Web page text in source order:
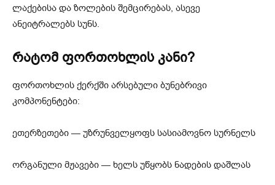
ლაქებისა და ზოლების შემცირებას, ასევე
ანეიტრალებს სუნს.
რატომ ფორთოხლის კანი?
ფორთოხლის ქერქში არსებული ბუნებრივი
კომპონენტები:
ეთერზეთები — უზრუნველყოფს სასიამოვნო სურნელს
ორგანული მჟავები — ხელს უწყობს ნადების დაშლას